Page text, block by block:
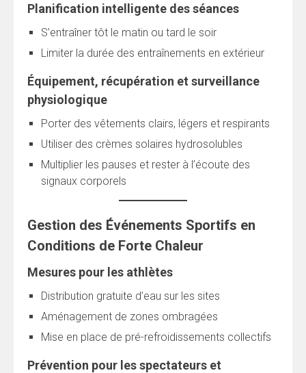
Planification intelligente des séances
S’entraîner tôt le matin ou tard le soir
Limiter la durée des entraînements en extérieur
Équipement, récupération et surveillance
physiologique
Porter des vêtements clairs, légers et respirants
Utiliser des crèmes solaires hydrosolubles
Multiplier les pauses et rester à l’écoute des
signaux corporels
Gestion des Événements Sportifs en
Conditions de Forte Chaleur
Mesures pour les athlètes
Distribution gratuite d’eau sur les sites
Aménagement de zones ombragées
Mise en place de pré-refroidissements collectifs
Prévention pour les spectateurs et